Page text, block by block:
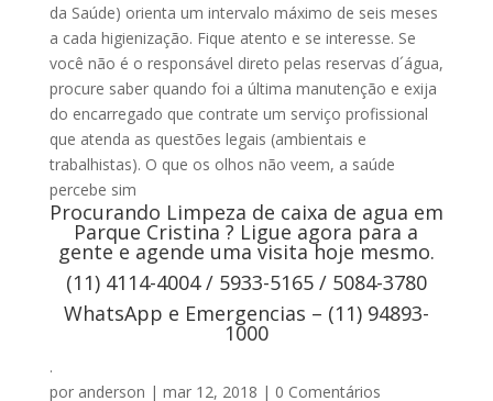
da Saúde) orienta um intervalo máximo de seis meses
a cada higienização. Fique atento e se interesse. Se
você não é o responsável direto pelas reservas d´água,
procure saber quando foi a última manutenção e exija
do encarregado que contrate um serviço profissional
que atenda as questões legais (ambientais e
trabalhistas). O que os olhos não veem, a saúde
percebe sim
Procurando Limpeza de caixa de agua em
Parque Cristina ? Ligue agora para a
gente e agende uma visita hoje mesmo.
(11) 4114-4004 / 5933-5165 / 5084-3780
WhatsApp e Emergencias – (11) 94893-
1000
.
por anderson | mar 12, 2018 | 0 Comentários